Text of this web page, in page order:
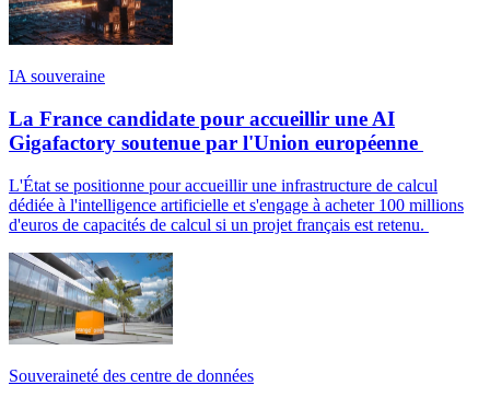
IA souveraine
La France candidate pour accueillir une AI
Gigafactory soutenue par l'Union européenne
L'État se positionne pour accueillir une infrastructure de calcul
dédiée à l'intelligence artificielle et s'engage à acheter 100 millions
d'euros de capacités de calcul si un projet français est retenu.
Souveraineté des centre de données